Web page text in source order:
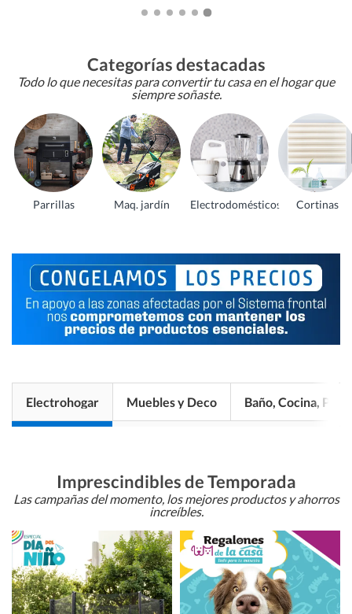
Categorías destacadas
Todo lo que necesitas para convertir tu casa en el hogar que
siempre soñaste.
Parrillas Maq. jardín Electrodomésticos Cortinas
Electrohogar Muebles y Deco Baño, Cocina, Pisos
Imprescindibles de Temporada
Las campañas del momento, los mejores productos y ahorros
increíbles.